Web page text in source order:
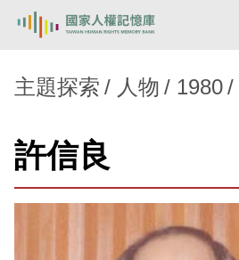
新生訓導處
主題探索
主題探索 人物 1980
許信良